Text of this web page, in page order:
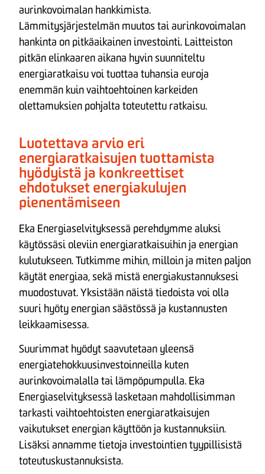
aurinkovoimalan hankkimista.
Lämmitysjärjestelmän muutos tai aurinkovoimalan
hankinta on pitkäaikainen investointi. Laitteiston
pitkän elinkaaren aikana hyvin suunniteltu
energiaratkaisu voi tuottaa tuhansia euroja
enemmän kuin vaihtoehtoinen karkeiden
olettamuksien pohjalta toteutettu ratkaisu.
Luotettava arvio eri
energiaratkaisujen tuottamista
hyödyistä ja konkreettiset
ehdotukset energiakulujen
pienentämiseen
Eka Energiaselvityksessä perehdymme aluksi
käytössäsi oleviin energiaratkaisuihin ja energian
kulutukseen. Tutkimme mihin, milloin ja miten paljon
käytät energiaa, sekä mistä energiakustannuksesi
muodostuvat. Yksistään näistä tiedoista voi olla
suuri hyöty energian säästössä ja kustannusten
leikkaamisessa.
Suurimmat hyödyt saavutetaan yleensä
energiatehokkuusinvestoinneilla kuten
aurinkovoimalalla tai lämpöpumpulla. Eka
Energiaselvityksessä lasketaan mahdollisimman
tarkasti vaihtoehtoisten energiaratkaisujen
vaikutukset energian käyttöön ja kustannuksiin.
Lisäksi annamme tietoja investointien tyypillisistä
toteutuskustannuksista.